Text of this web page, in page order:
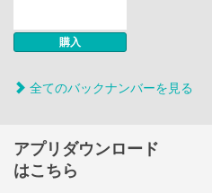
購入
全てのバックナンバーを見る
アプリダウンロード
はこちら